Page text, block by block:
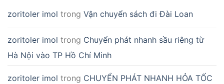
zoritoler imol trong Vận chuyển sách đi Đài Loan
zoritoler imol trong Chuyển phát nhanh sầu riêng từ
Hà Nội vào TP Hồ Chí Minh
zoritoler imol trong CHUYỂN PHÁT NHANH HỎA TỐC